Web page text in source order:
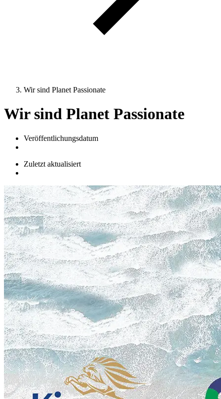
Wir sind Planet Passionate
Wir sind Planet Passionate
Veröffentlichungsdatum
Zuletzt aktualisiert